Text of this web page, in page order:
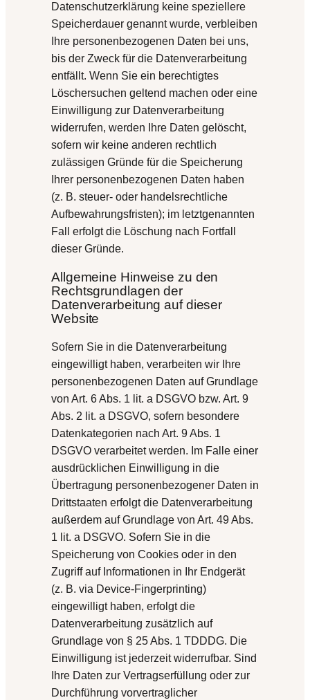
Datenschutzerklärung keine speziellere
Speicherdauer genannt wurde, verbleiben
Ihre personenbezogenen Daten bei uns,
bis der Zweck für die Datenverarbeitung
entfällt. Wenn Sie ein berechtigtes
Löschersuchen geltend machen oder eine
Einwilligung zur Datenverarbeitung
widerrufen, werden Ihre Daten gelöscht,
sofern wir keine anderen rechtlich
zulässigen Gründe für die Speicherung
Ihrer personenbezogenen Daten haben
(z. B. steuer- oder handelsrechtliche
Aufbewahrungsfristen); im letztgenannten
Fall erfolgt die Löschung nach Fortfall
dieser Gründe.
Allgemeine Hinweise zu den
Rechtsgrundlagen der
Datenverarbeitung auf dieser
Website
Sofern Sie in die Datenverarbeitung
eingewilligt haben, verarbeiten wir Ihre
personenbezogenen Daten auf Grundlage
von Art. 6 Abs. 1 lit. a DSGVO bzw. Art. 9
Abs. 2 lit. a DSGVO, sofern besondere
Datenkategorien nach Art. 9 Abs. 1
DSGVO verarbeitet werden. Im Falle einer
ausdrücklichen Einwilligung in die
Übertragung personenbezogener Daten in
Drittstaaten erfolgt die Datenverarbeitung
außerdem auf Grundlage von Art. 49 Abs.
1 lit. a DSGVO. Sofern Sie in die
Speicherung von Cookies oder in den
Zugriff auf Informationen in Ihr Endgerät
(z. B. via Device-Fingerprinting)
eingewilligt haben, erfolgt die
Datenverarbeitung zusätzlich auf
Grundlage von § 25 Abs. 1 TDDDG. Die
Einwilligung ist jederzeit widerrufbar. Sind
Ihre Daten zur Vertragserfüllung oder zur
Durchführung vorvertraglicher